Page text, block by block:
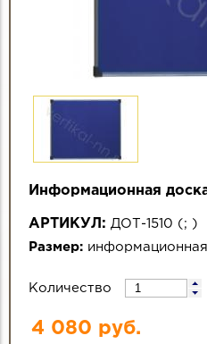
Информационная
АРТИКУЛ: ДОТ-1510 ( ; )
Размер: информационная
Количество
4 080 руб.